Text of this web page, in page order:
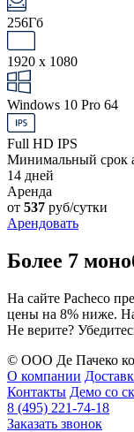
256Гб
1920 x 1080
Windows 10 Pro 64
Full HD IPS
Минимальный срок
14 дней
Аренда
от 537 руб/сутки
Арендовать
Более 7
На сайте Pacheco
цены на 8% ниже.
Не верите?
© ООО Де Пачеко
О компании
Контакты Демо со
8 (495) 221-74-18
Заказать звонок